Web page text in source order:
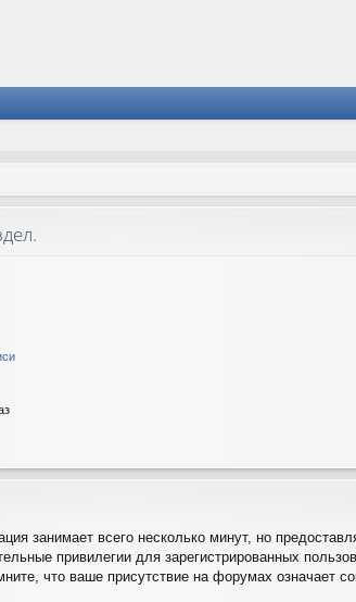
занимает всего несколько минут, но
привилегии для зарегистрированных
что ваше присутствие на форумах означает